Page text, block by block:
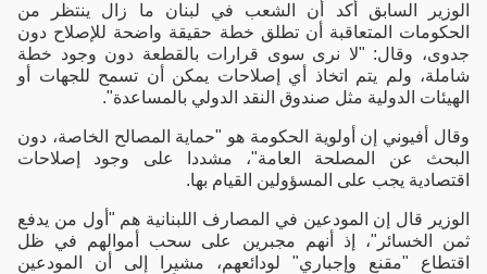
الوزير السابق أكد أن الشعب في لبنان ما زال ينتظر من
الحكومات المتعاقبة أن تطلق خطة حقيقة واضحة للإصلاح دون
جدوى، وقال: "لا نرى سوى قرارات بالقطعة دون وجود خطة
شاملة، ولم يتم اتخاذ أي إصلاحات يمكن أن تسمح للجهات أو
الهيئات الدولية مثل صندوق النقد الدولي بالمساعدة".
وقال أفيوني إن أولوية الحكومة هو "حماية المصالح الخاصة، دون
البحث عن المصلحة العامة"، مشددا على وجود إصلاحات
اقتصادية يجب على المسؤولين القيام بها.
الوزير قال إن المودعين في المصارف اللبنانية هم "أول من يدفع
ثمن الخسائر"، إذ أنهم مجبرين على سحب أموالهم في ظل
اقتطاع "مقنع وإجباري" لودائعهم، مشيرا إلى أن المودعين